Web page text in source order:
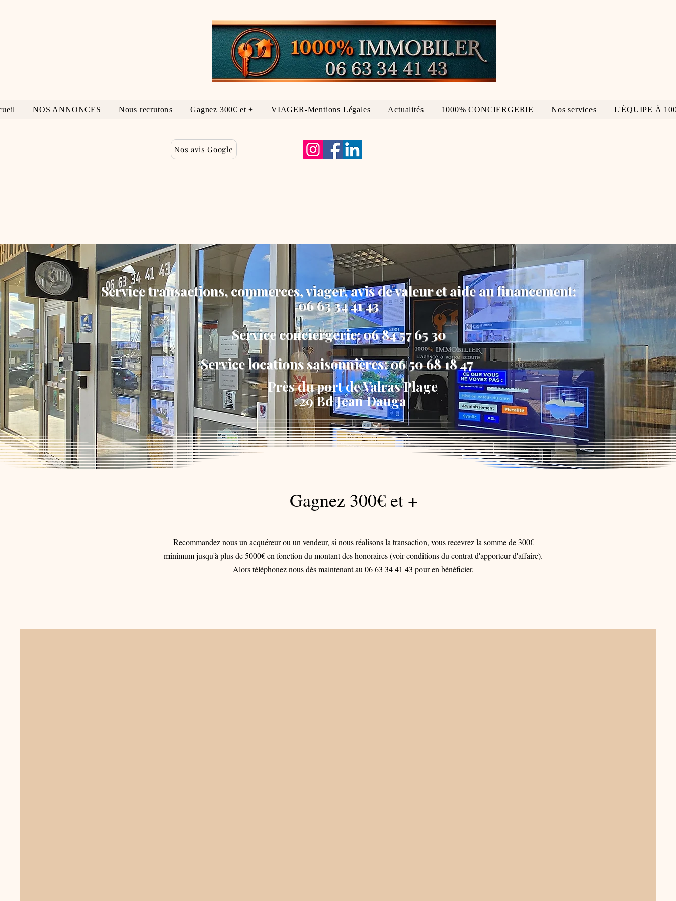
NOS ANNONCES Nous recrutons Gagnez 300€ et + VIAGER-Mentions Légales Actualités 1000% CONCIERGERIE Nos services L'ÉQUIPE À
Nos avis Google
Service transactions, commerces, viager, avis de valeur et aide au financement:
06 63 34 41 43
Service conciergerie: 06 84 57 65 30
Service locations saisonnières: 06 50 68 18 47
Près du port de Valras Plage
29 Bd Jean Dauga
Gagnez 300€ et +
Recommandez nous un acquéreur ou un vendeur, si nous réalisons la transaction, vous recevrez la somme de 300€
minimum jusqu'à plus de 5000€ en fonction du montant des honoraires (voir conditions du contrat d'apporteur d'affaire).
Alors téléphonez nous dès maintenant au 06 63 34 41 43 pour en bénéficier.